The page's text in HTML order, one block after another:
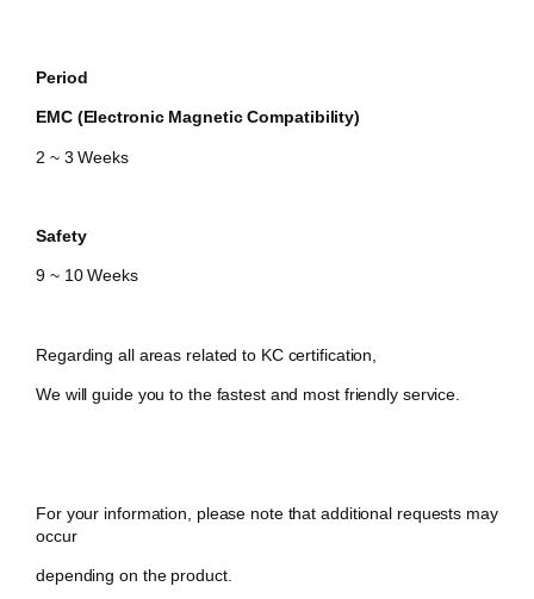
Period
EMC (Electronic Magnetic Compatibility)
2 ~ 3 Weeks
Safety
​9 ~ 10 Weeks
Regarding all areas related to KC certification,
We will guide you to the fastest and most friendly service.
For your information, please note that additional requests may
occur
depending on the product.